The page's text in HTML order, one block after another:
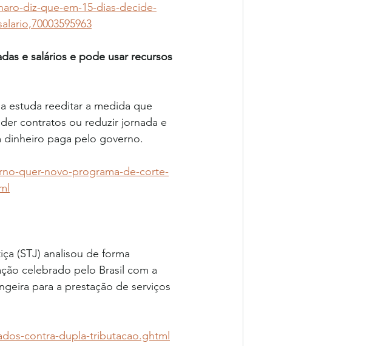
diz-que-em-15-dias-decide-
e salários e pode usar recursos
estuda reeditar a medida que
contratos ou reduzir jornada e
dinheiro paga pelo governo.
quer-novo-programa-de-corte-
(STJ) analisou de forma
celebrado pelo Brasil com a
para a prestação de serviços
contra-dupla-tributacao.ghtml